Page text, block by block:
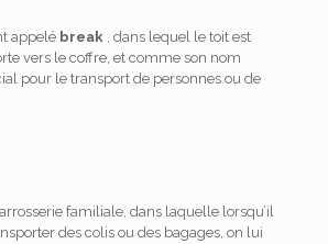
appelé break, dans lequel le toit est
vers le coffre, et comme son nom
pour le transport de personnes ou de
familiale, dans laquelle lorsqu’il
des colis ou des bagages, on lui